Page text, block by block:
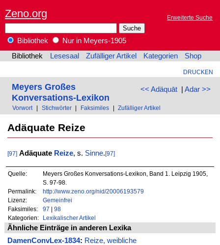
Zeno.org Erweiterte Suche
Bibliothek
Nur in Meyers-1905
Bibliothek
Lesesaal Zufälliger Artikel Kategorien Shop
DRUCKEN
<< Adäquāt| Adar >>
Meyers Großes
Konversations-Lexikon
Vorwort Stichwörter Faksimiles Zufälliger Artikel
Adäquate Reize
[97] Adäquate Reize, s. Sinne. [97]
Quelle:
Meyers Großes Konversations-Lexikon, Band 1. Leipzig 1905,
S. 97-98.
Permalink:
http://www.zeno.org/nid/20006193579
Lizenz:
Gemeinfrei
Faksimiles:
97 | 98
Kategorien:
Lexikalischer Artikel
Ähnliche Einträge in anderen Lexika
DamenConvLex-1834: Reize, weibliche